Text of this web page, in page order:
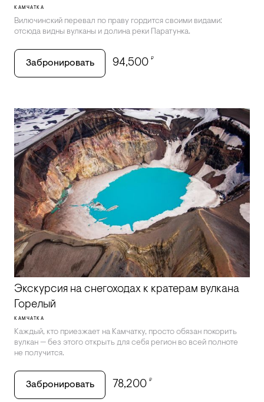
КАМЧАТКА
Вилючинский перевал по праву гордится своими видами:
отсюда видны вулканы и долина реки Паратунка.
Забронировать 94,500 ₽
Экскурсия на снегоходах к кратерам вулкана
Горелый
КАМЧАТКА
Каждый, кто приезжает на Камчатку, просто обязан покорить
вулкан — без этого открыть для себя регион во всей полноте
не получится.
Забронировать 78,200 ₽